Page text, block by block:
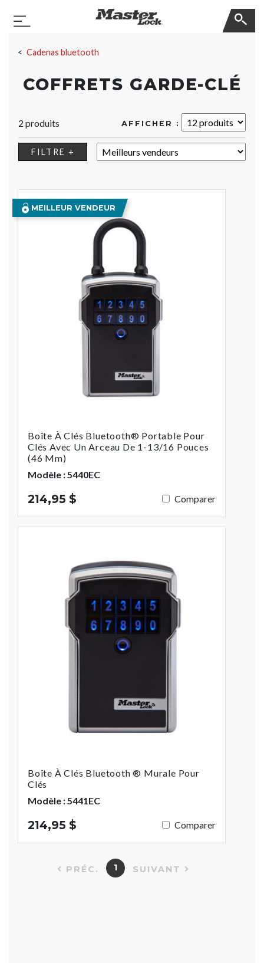
Basculer la navigation
Cadenas bluetooth
COFFRETS GARDE-CLÉ
2 produits AFFICHER :
FILTRE + TRIER :
MEILLEUR VENDEUR
Boîte À Clés Bluetooth® Portable Pour
Clés Avec Un Arceau De 1-13/16 Pouces
(46 Mm)
Modèle : 5440EC
214,95 $ Comparer
Boîte À Clés Bluetooth ® Murale Pour
Clés
Modèle : 5441EC
214,95 $ Comparer
PRÉC. 1 SUIVANT